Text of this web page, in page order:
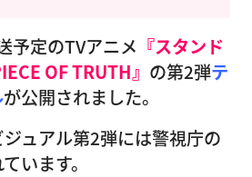
予定のTVアニメ 『スタンド
OF TRUTH』 の第2弾テ
が公開されました。
ュアル第2弾には警視庁の
います。